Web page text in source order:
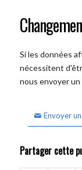
Si les données
nécessitent
nous envoyer un
Envoyer
Partager cette